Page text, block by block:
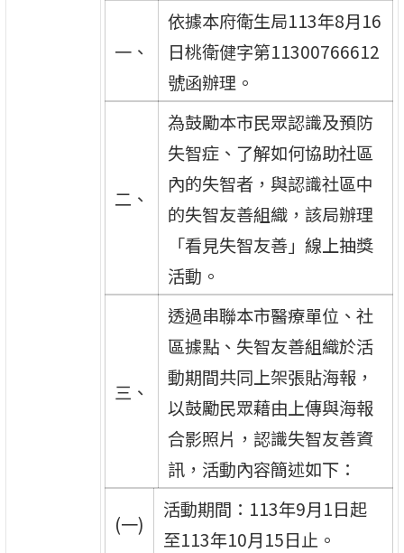
一、
依據本府衛生局113年8月16
日桃衛健字第11300766612
號函辦理。
二、
為鼓勵本市民眾認識及預防
失智症、了解如何協助社區
內的失智者，與認識社區中
的失智友善組織，該局辦理
「看見失智友善」線上抽獎
活動。
三、
透過串聯本市醫療單位、社
區據點、失智友善組織於活
動期間共同上架張貼海報，
以鼓勵民眾藉由上傳與海報
合影照片，認識失智友善資
訊，活動內容簡述如下：
(一)
活動期間：113年9月1日起
至113年10月15日止。